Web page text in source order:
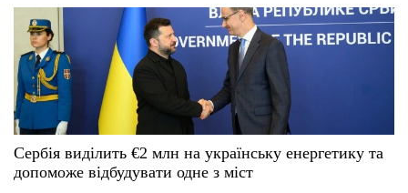
п
и
с
Сербія виділить €2 млн на українську енергетику та
допоможе відбудувати одне з міст